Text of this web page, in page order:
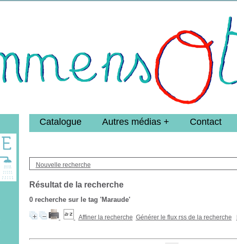
Nouvelle recherche
Résultat de la recherche
0recherche sur le tag 'Maraude'
Affiner la recherche Générer le flux rss de la recherche
Catalogue Autres médias Contact